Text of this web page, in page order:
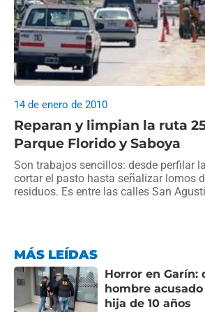
Reparan y limpian la ruta
Parque Florido y Saboya
14 de enero de 2010
Son trabajos sencillos: desde perfilar
cortar el pasto hasta señalizar lomos
residuos. Es entre las calles San
MÁS LEÍDAS
Horror en Garín:
hombre
hija de 10 años